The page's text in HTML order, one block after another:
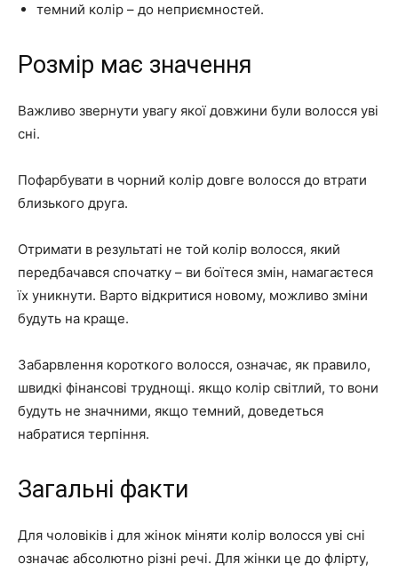
темний колір – до неприємностей.
Розмір має значення
Важливо звернути увагу якої довжини були волосся уві
сні.
Пофарбувати в чорний колір довге волосся до втрати
близького друга.
Отримати в результаті не той колір волосся, який
передбачався спочатку – ви боїтеся змін, намагаєтеся
їх уникнути. Варто відкритися новому, можливо зміни
будуть на краще.
Забарвлення короткого волосся, означає, як правило,
швидкі фінансові труднощі. якщо колір світлий, то вони
будуть не значними, якщо темний, доведеться
набратися терпіння.
Загальні факти
Для чоловіків і для жінок міняти колір волосся уві сні
означає абсолютно різні речі. Для жінки це до флірту,